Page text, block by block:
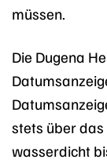
müssen.
Die Dugena
stets über das
wasserdicht